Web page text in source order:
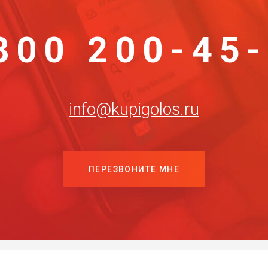
200-
info@kupigolos.ru
ПЕРЕЗВОНИТЕ МНЕ